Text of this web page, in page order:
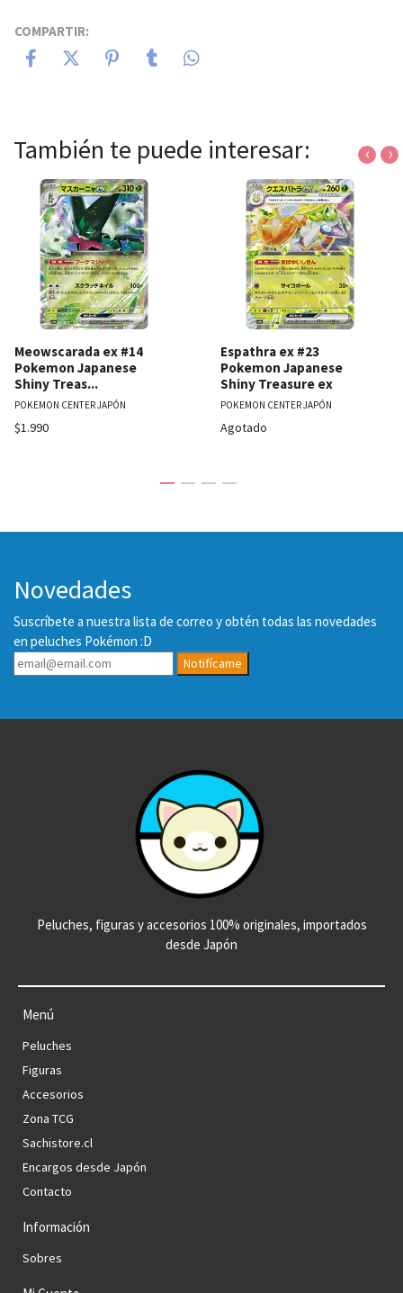
COMPARTIR:
También te puede interesar:
Meowscarada ex #14
Pokemon Japanese
Shiny Treas...
POKEMON CENTER JAPÓN
$1.990
Espathra ex #23
Pokemon Japanese
Shiny Treasure ex
POKEMON CENTER JAPÓN
Agotado
‹ ›
Novedades
Suscríbete a nuestra lista de correo y obtén todas las novedades
en peluches Pokémon :D
Notifícame
Peluches, figuras y accesorios 100% originales, importados
desde Japón
Menú
Peluches
Figuras
Accesorios
Zona TCG
Sachistore.cl
Encargos desde Japón
Contacto
Información
Sobres